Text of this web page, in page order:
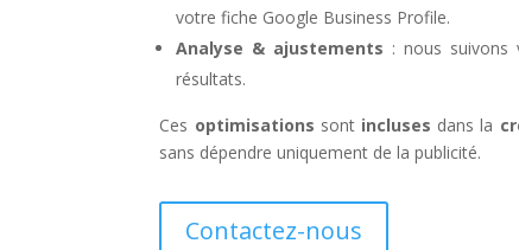
votre fiche Google Business Profile.
Analyse & ajustements : nous suivons
résultats.
Ces optimisations sont incluses dans la
sans dépendre uniquement de la publicité.
Contactez-nous